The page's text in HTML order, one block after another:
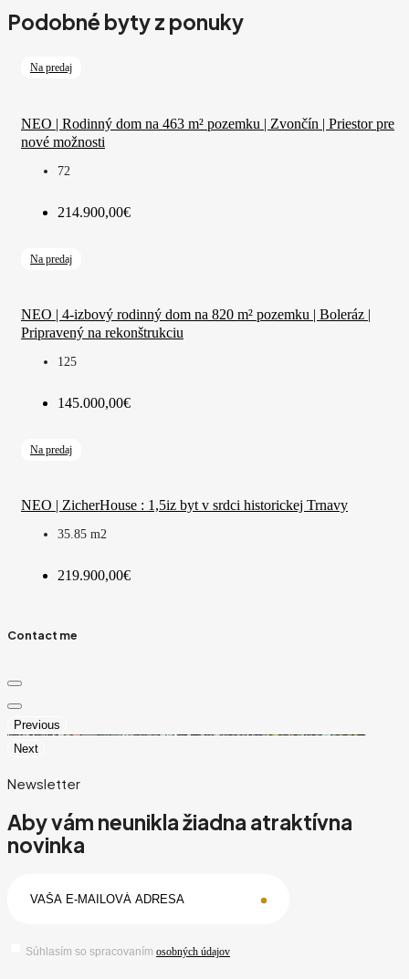
Podobné byty z ponuky
Na predaj
NEO | Rodinný dom na 463 m² pozemku | Zvončín | Priestor pre
nové možnosti
214.900,00€
72
Na predaj
NEO | 4-izbový rodinný dom na 820 m² pozemku | Boleráz |
Pripravený na rekonštrukciu
145.000,00€
125
Na predaj
NEO | ZicherHouse : 1,5iz byt v srdci historickej Trnavy
219.900,00€
35.85 m2
Contact me
Previous
Next
Newsletter
Aby vám neunikla žiadna atraktívna
novinka
Súhlasím so spracovaním osobných údajov